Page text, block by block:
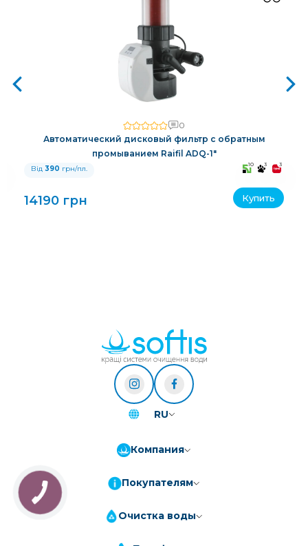
0
Автоматический дисковый фильтр с обратным
промыванием Raifil ADQ-1"
Від 390 грн/пл. 10 3 3
14190 грн Купить
RU
Компания
Покупателям
Очистка воды